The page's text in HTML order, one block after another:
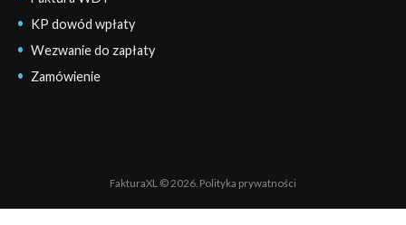
KP dowód wpłaty
Wezwanie do zapłaty
Zamówienie
FakturaXL © 2026. Polityka prywatności